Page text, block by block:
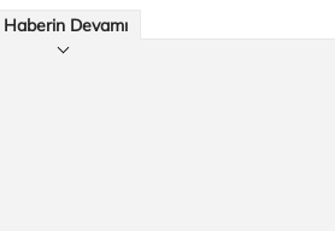
Haberin Devamı